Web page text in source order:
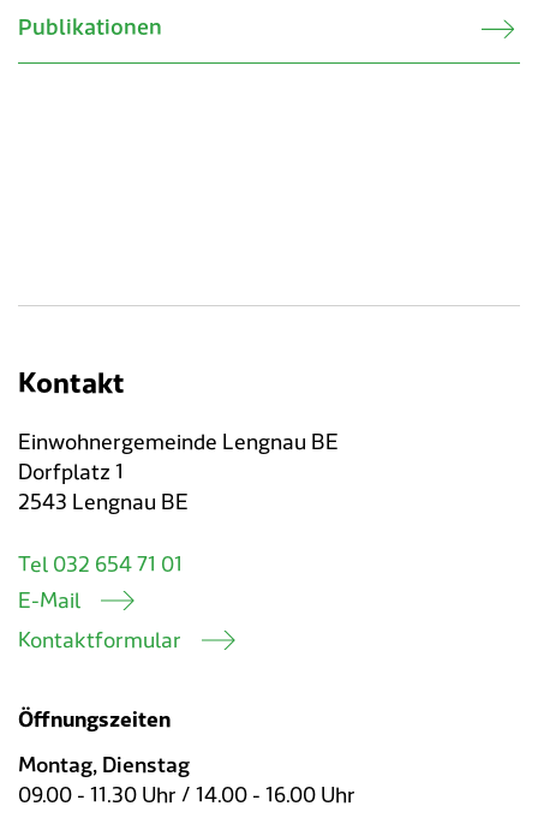
Publikationen
Kontakt
Einwohnergemeinde Lengnau BE
Dorfplatz 1
2543 Lengnau BE
Tel 032 654 71 01
E-Mail
Kontaktformular
Öffnungszeiten
Montag, Dienstag
09.00 - 11.30 Uhr / 14.00 - 16.00 Uhr